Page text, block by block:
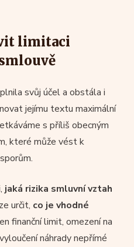
limitaci
svůj účel a obstála i
jejímu textu maximální
s příliš obecným
které může vést k
jaká rizika smluvní vztah
určit, co je vhodné
finanční limit, omezení na
náhrady nepřímé